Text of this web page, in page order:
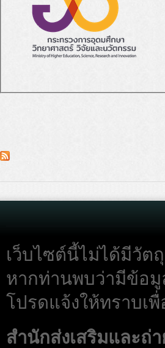
เว็บไซต์นี้ไม่ได้มีวัต
หากท่านพบว่ามีข้อ
โปรดแจ้งให้ทราบเ
สำนักส่งเสริมและถ่